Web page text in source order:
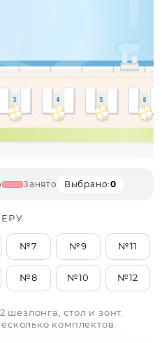
Занято Выбрано:0
№7
№8
№9
№10
№11
№12
стол и зонт.
комплектов.